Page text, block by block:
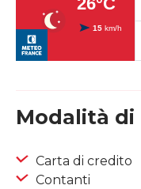
Modalità
Carta di credito
Contanti